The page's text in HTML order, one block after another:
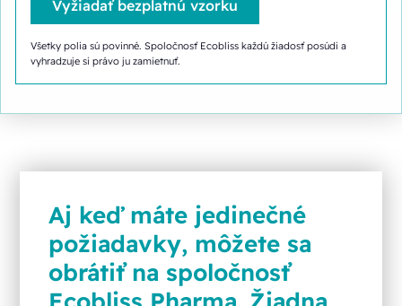
Všetky polia sú povinné. Spoločnosť Ecobliss každú žiadosť posúdi a
vyhradzuje si právo ju zamietnuť.
Aj keď máte jedinečné
požiadavky, môžete sa
obrátiť na spoločnosť